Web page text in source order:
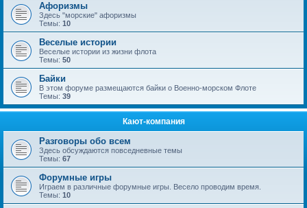
Афоризмы
Здесь "морские" афоризмы
Темы: 10
Веселые истории
Веселые истории из жизни флота
Темы: 50
Байки
В этом форуме размещаются байки о Военно-морском Флоте
Темы: 39
Кают-компания
Разговоры обо всем
Здесь обсуждаются повседневные темы
Темы: 67
Форумные игры
Играем в различные форумные игры. Весело проводим время.
Темы: 10